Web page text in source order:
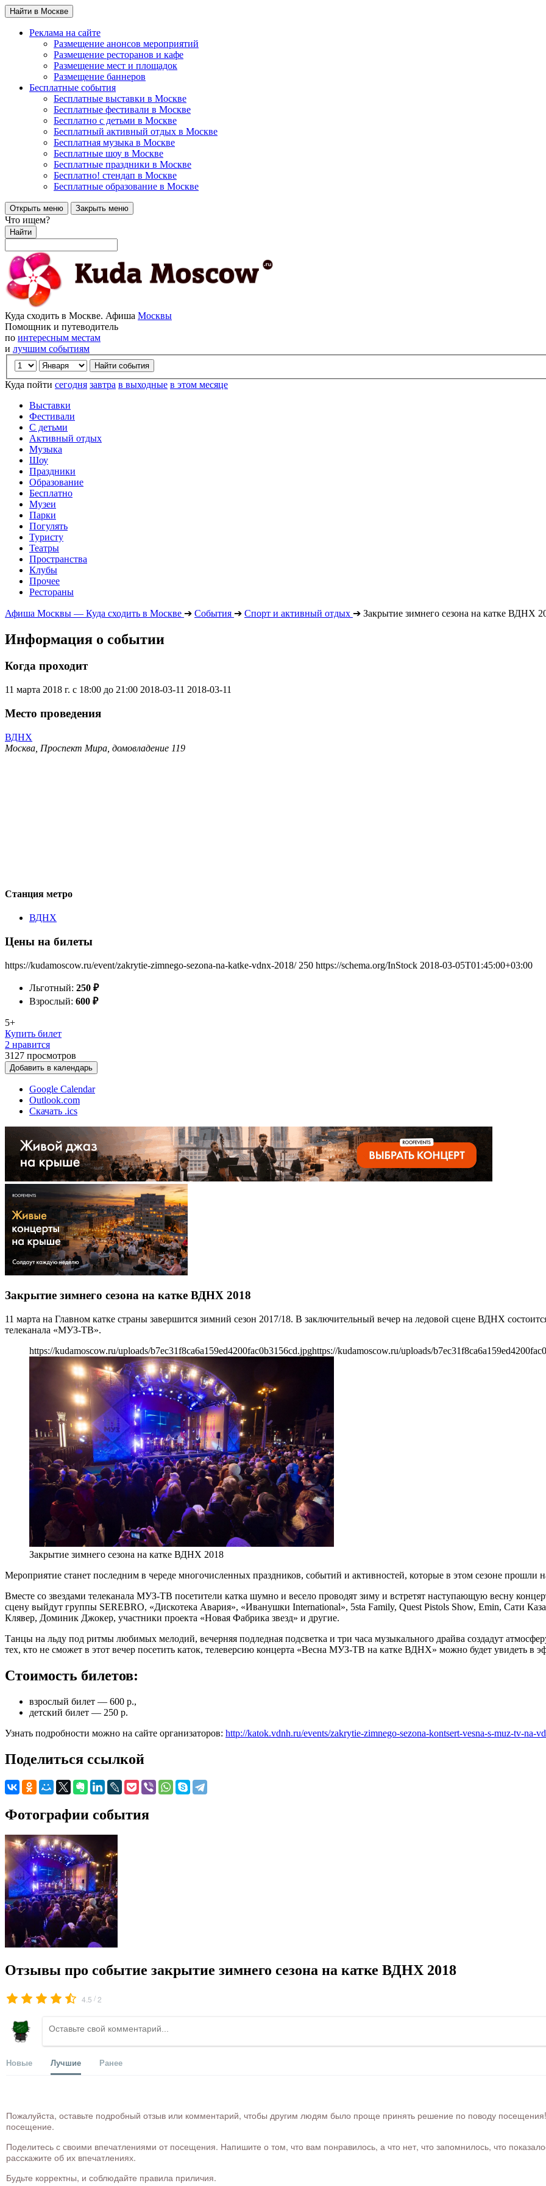
Найти в Москве
Реклама на сайте
Размещение анонсов мероприятий
Размещение ресторанов и кафе
Размещение мест и площадок
Размещение баннеров
Бесплатные события
Бесплатные выставки в Москве
Бесплатные фестивали в Москве
Бесплатно с детьми в Москве
Бесплатный активный отдых в Москве
Бесплатная музыка в Москве
Бесплатные шоу в Москве
Бесплатные праздники в Москве
Бесплатно! стендап в Москве
Бесплатные образование в Москве
Открыть меню Закрыть меню
Что ищем?
Найти
Куда сходить в Москве. Афиша Москвы
Помощник и путеводитель
по интересным местам
и лучшим событиям
Куда пойти сегодня завтра в выходные в этом месяце
Выставки
Фестивали
С детьми
Активный отдых
Музыка
Шоу
Праздники
Образование
Бесплатно
Музеи
Парки
Погулять
Туристу
Театры
Пространства
Клубы
Прочее
Рестораны
Афиша Москвы — Куда сходить в Москве ➔ События ➔ Спорт и активный отдых ➔ Закрытие зимнего сезона на катке ВДНХ
Информация о событии
Когда проходит
11 марта 2018 г. с 18:00 до 21:00 2018-03-11 2018-03-11
Место проведения
ВДНХ
Москва, Проспект Мира, домовладение 119
Станция метро
ВДНХ
Цены на билеты
https://kudamoscow.ru/event/zakrytie-zimnego-sezona-na-katke-vdnx-2018/ 250 https://schema.org/InStock 2018-03-05T01:45:00+03:00
Льготный: 250 ₽
Взрослый: 600 ₽
5+
Купить билет
2 нравится
3127 просмотров
Добавить в календарь
Google Calendar
Outlook.com
Скачать .ics
Закрытие зимнего сезона на катке ВДНХ 2018
11 марта на Главном катке страны завершится зимний сезон 2017/18. В заключительный вечер на ледовой сцене ВДНХ
телеканала «МУЗ-ТВ».
https://kudamoscow.ru/uploads/b7ec31f8ca6a159ed4200fac0b3156cd.jpghttps://kudamoscow.ru/uploads/
Закрытие зимнего сезона на катке ВДНХ 2018
Мероприятие станет последним в череде многочисленных праздников, событий и активностей, которые в этом сезоне прошли
Вместе со звездами телеканала МУЗ-ТВ посетители катка шумно и весело проводят зиму и встретят наступающую весну
сцену выйдут группы SEREBRO, «Дискотека Авария», «Иванушки International», 5sta Family, Quest Pistols Show, Emin, Сати
Клявер, Доминик Джокер, участники проекта «Новая Фабрика звезд» и другие.
Танцы на льду под ритмы любимых мелодий, вечерняя подледная подсветка и три часа музыкального драйва создадут
тех, кто не сможет в этот вечер посетить каток, телеверсию концерта «Весна МУЗ-ТВ на катке ВДНХ» можно будет увидеть в
Стоимость билетов:
взрослый билет — 600 р.,
детский билет — 250 р.
Узнать подробности можно на сайте организаторов: http://katok.vdnh.ru/events/zakrytie-zimnego-sezona-kontsert-vesna-s-muz-tv-na-
Поделиться ссылкой
Фотографии события
Отзывы про событие закрытие зимнего сезона на катке ВДНХ 2018
4.5 /2
Новые Лучшие Ранее
Пожалуйста, оставьте подробный отзыв или комментарий, чтобы другим людям было проще принять решение по поводу посещения!
посещение.
Поделитесь с своими впечатлениями от посещения. Напишите о том, что вам понравилось, а что нет, что запомнилось, что
расскажите об их впечатлениях.
Будьте корректны, и соблюдайте правила приличия.